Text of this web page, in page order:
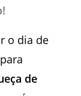
o dia de
de